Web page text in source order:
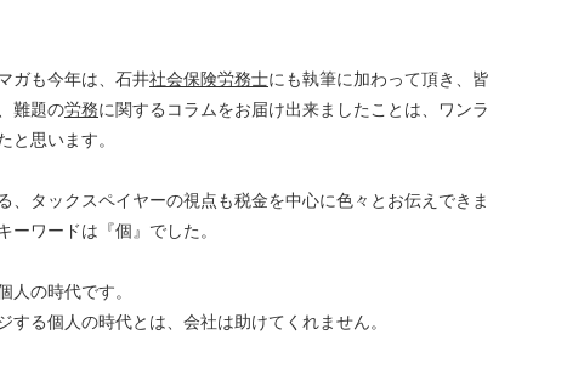
ガも今年は、石井社会保険労務士にも執筆に加わって頂き、皆
難題の労務に関するコラムをお届け出来ましたことは、ワンラ
と思います。
、タックスペイヤーの視点も税金を中心に色々とお伝えできま
ーワードは『個』でした。
人の時代です。
する個人の時代とは、会社は助けてくれません。